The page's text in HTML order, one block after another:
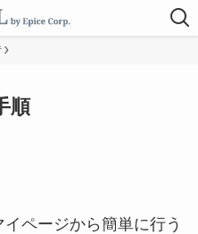
順
ページから簡単に行う